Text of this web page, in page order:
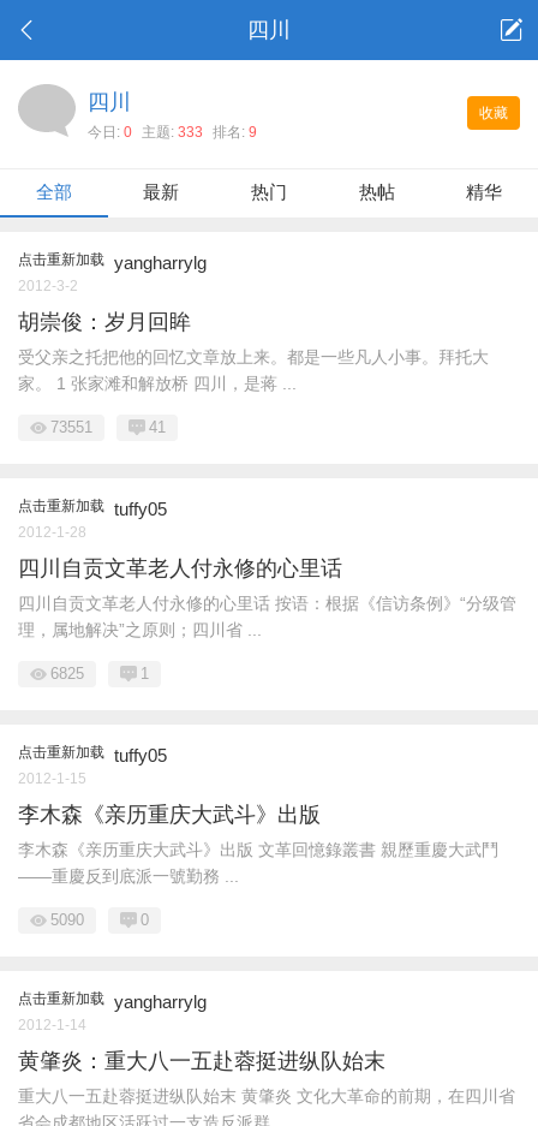
四川
收藏
四川
今日: 0 主题: 333 排名: 9
全部 最新 热门 热帖 精华
点击重新加载 yangharrylg
2012-3-2
胡崇俊：岁月回眸
受父亲之托把他的回忆文章放上来。都是一些凡人小事。拜托大
家。 1 张家滩和解放桥 四川，是蒋 ...
73551 41
点击重新加载 tuffy05
2012-1-28
四川自贡文革老人付永修的心里话
四川自贡文革老人付永修的心里话 按语：根据《信访条例》“分级管
理，属地解决”之原则；四川省 ...
6825 1
点击重新加载 tuffy05
2012-1-15
李木森《亲历重庆大武斗》出版
李木森《亲历重庆大武斗》出版 文革回憶錄叢書 親歷重慶大武鬥
——重慶反到底派一號勤務 ...
5090 0
点击重新加载 yangharrylg
2012-1-14
黄肇炎：重大八一五赴蓉挺进纵队始末
重大八一五赴蓉挺进纵队始末 黄肇炎 文化大革命的前期，在四川省